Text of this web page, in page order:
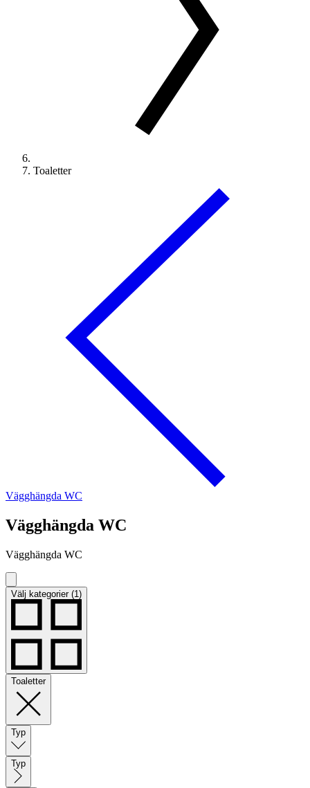
Toaletter
Vägghängda WC
Vägghängda WC
Vägghängda WC
Välj kategorier (1)
Toaletter
Typ
Typ